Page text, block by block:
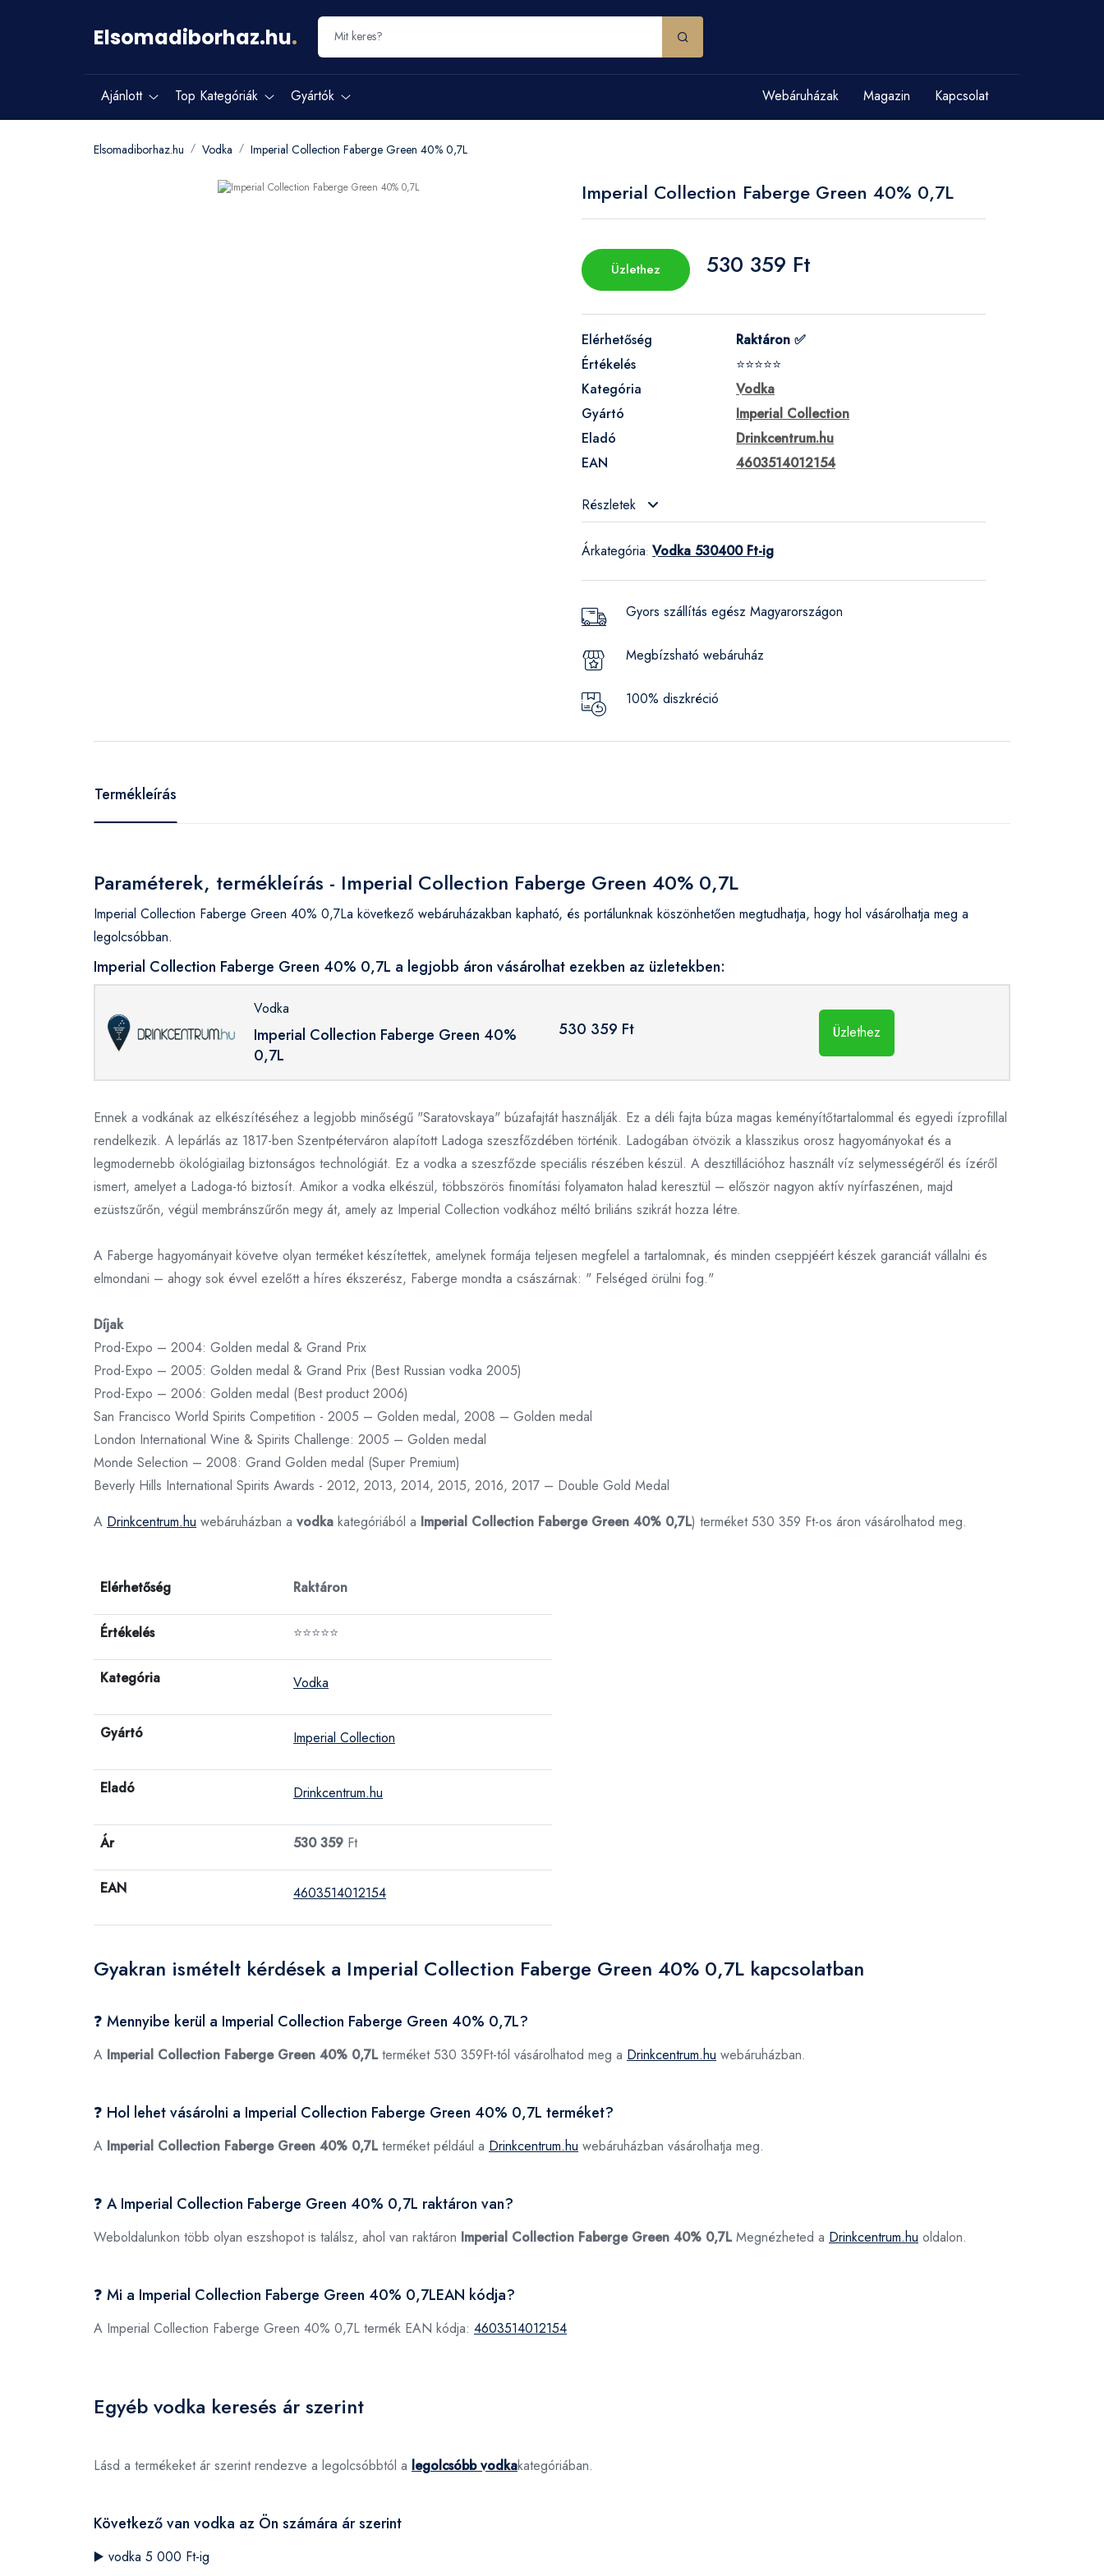
Elsomadiborhaz.hu.
Ajánlott Top Kategóriák Gyártók Webáruházak Magazin Kapcsolat
Elsomadiborhaz.hu Vodka Imperial Collection Faberge Green 40% 0,7L
Imperial Collection Faberge Green 40% 0,7L
Üzlethez 530 359 Ft
Elérhetőség
Raktáron ✅
Értékelés
⭐⭐⭐⭐⭐
Kategória
Vodka
Gyártó
Imperial Collection
Eladó
Drinkcentrum.hu
EAN
4603514012154
Részletek
Árkategória: Vodka 530400 Ft-ig
Gyors szállítás egész Magyarországon
Megbízsható webáruház
100% diszkréció
Termékleírás
Paraméterek, termékleírás - Imperial Collection Faberge Green 40% 0,7L
Imperial Collection Faberge Green 40% 0,7La következő webáruházakban kapható, és portálunknak köszönhetően megtudhatja, hogy hol vásárolhatja meg a
legolcsóbban.
Imperial Collection Faberge Green 40% 0,7L a legjobb áron vásárolhat ezekben az üzletekben:
Vodka
Imperial Collection Faberge Green 40%
0,7L
530 359 Ft Üzlethez
Ennek a vodkának az elkészítéséhez a legjobb minőségű "Saratovskaya" búzafajtát használják. Ez a déli fajta búza magas keményítőtartalommal és egyedi ízprofillal
rendelkezik. A lepárlás az 1817-ben Szentpéterváron alapított Ladoga szeszfőzdében történik. Ladogában ötvözik a klasszikus orosz hagyományokat és a
legmodernebb ökológiailag biztonságos technológiát. Ez a vodka a szeszfőzde speciális részében készül. A desztillációhoz használt víz selymességéről és ízéről
ismert, amelyet a Ladoga-tó biztosít. Amikor a vodka elkészül, többszörös finomítási folyamaton halad keresztül – először nagyon aktív nyírfaszénen, majd
ezüstszűrőn, végül membránszűrőn megy át, amely az Imperial Collection vodkához méltó briliáns szikrát hozza létre.
A Faberge hagyományait követve olyan terméket készítettek, amelynek formája teljesen megfelel a tartalomnak, és minden cseppjéért készek garanciát vállalni és
elmondani – ahogy sok évvel ezelőtt a híres ékszerész, Faberge mondta a császárnak: " Felséged örülni fog."
Díjak
Prod-Expo – 2004: Golden medal & Grand Prix
Prod-Expo – 2005: Golden medal & Grand Prix (Best Russian vodka 2005)
Prod-Expo – 2006: Golden medal (Best product 2006)
San Francisco World Spirits Competition - 2005 – Golden medal, 2008 – Golden medal
London International Wine & Spirits Challenge: 2005 – Golden medal
Monde Selection – 2008: Grand Golden medal (Super Premium)
Beverly Hills International Spirits Awards - 2012, 2013, 2014, 2015, 2016, 2017 – Double Gold Medal
A Drinkcentrum.hu webáruházban a vodka kategóriából a Imperial Collection Faberge Green 40% 0,7L) terméket 530 359 Ft-os áron vásárolhatod meg.
Elérhetőség Raktáron
Értékelés ⭐⭐⭐⭐⭐
Kategória Vodka
Gyártó Imperial Collection
Eladó Drinkcentrum.hu
Ár 530 359 Ft
EAN 4603514012154
Gyakran ismételt kérdések a Imperial Collection Faberge Green 40% 0,7L kapcsolatban
❓ Mennyibe kerül a Imperial Collection Faberge Green 40% 0,7L?
A Imperial Collection Faberge Green 40% 0,7Lterméket 530 359Ft-tól vásárolhatod meg a Drinkcentrum.hu webáruházban.
❓ Hol lehet vásárolni a Imperial Collection Faberge Green 40% 0,7L terméket?
A Imperial Collection Faberge Green 40% 0,7Lterméket például a Drinkcentrum.hu webáruházban vásárolhatja meg.
❓ A Imperial Collection Faberge Green 40% 0,7L raktáron van?
Weboldalunkon több olyan eszshopot is találsz, ahol van raktáron Imperial Collection Faberge Green 40% 0,7LMegnézheted a Drinkcentrum.hu oldalon.
❓ Mi a Imperial Collection Faberge Green 40% 0,7LEAN kódja?
A Imperial Collection Faberge Green 40% 0,7L termék EAN kódja: 4603514012154
Egyéb vodka keresés ár szerint
Lásd a termékeket ár szerint rendezve a legolcsóbbtól a legolcsóbb vodkakategóriában.
Következő van vodka az Ön számára ár szerint
▶️ vodka 5 000 Ft-ig